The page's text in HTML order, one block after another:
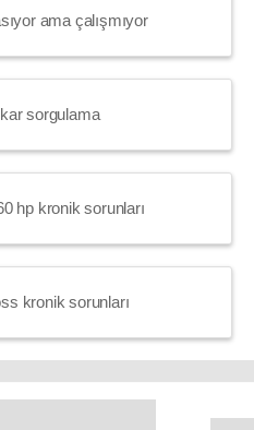
ama çalışmıyor
sorgulama
hp kronik sorunları
kronik sorunları